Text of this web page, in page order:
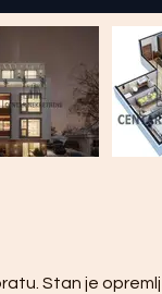
Stan je